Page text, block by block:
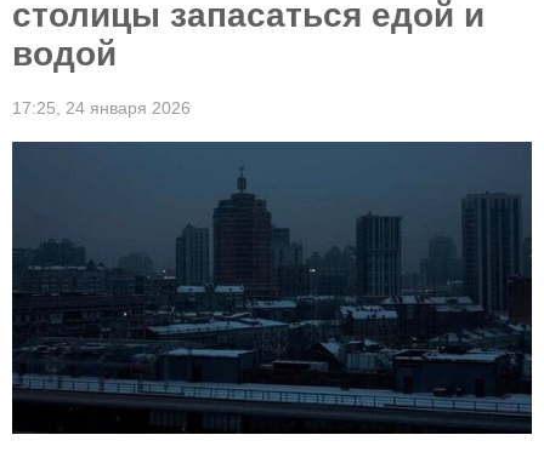
столицы запасаться едой и
водой
17:25, 24 января 2026